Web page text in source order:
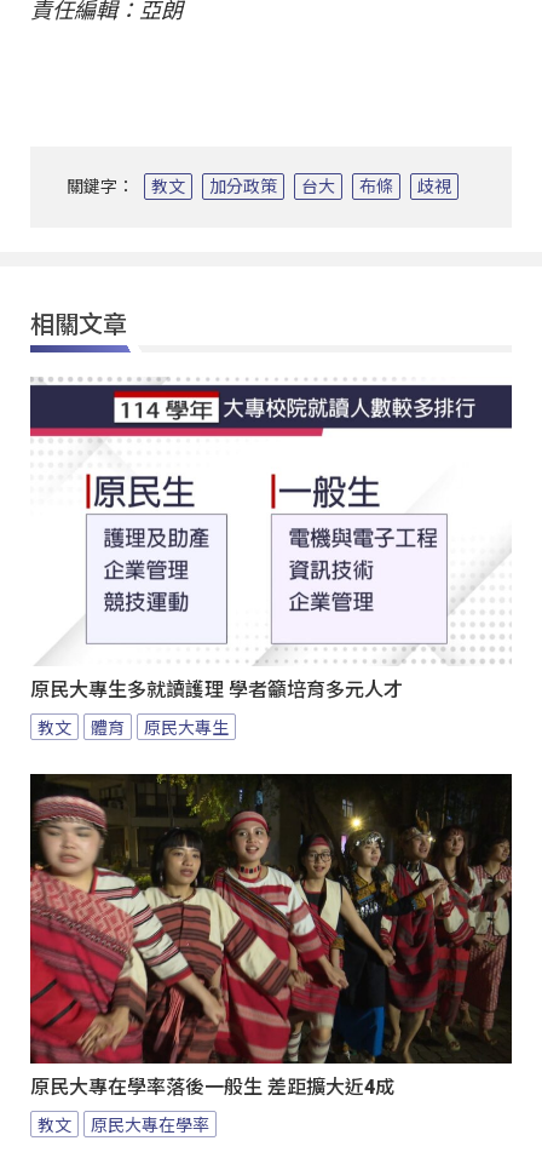
責任編輯：亞朗
關鍵字： 教文 加分政策 台大 布條 歧視
相關文章
原民大專生多就讀護理 學者籲培育多元人才
教文 體育 原民大專生
原民大專在學率落後一般生 差距擴大近4成
教文 原民大專在學率